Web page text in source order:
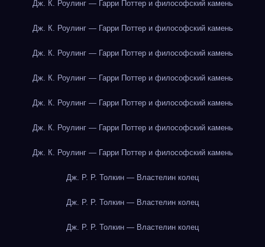
Дж. К. Роулинг — Гарри Поттер и философский камень
Дж. К. Роулинг — Гарри Поттер и философский камень
Дж. К. Роулинг — Гарри Поттер и философский камень
Дж. К. Роулинг — Гарри Поттер и философский камень
Дж. К. Роулинг — Гарри Поттер и философский камень
Дж. К. Роулинг — Гарри Поттер и философский камень
Дж. К. Роулинг — Гарри Поттер и философский камень
Дж. Р. Р. Толкин — Властелин колец
Дж. Р. Р. Толкин — Властелин колец
Дж. Р. Р. Толкин — Властелин колец